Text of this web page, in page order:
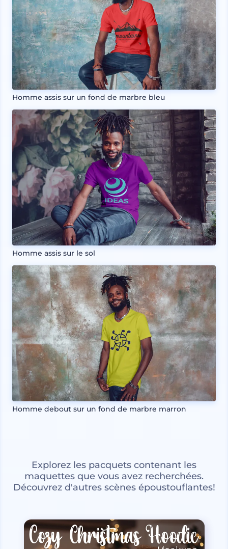
Homme assis sur un fond de marbre bleu
Homme assis sur le sol
Homme debout sur un fond de marbre marron
Explorez les pacquets contenant les
maquettes que vous avez recherchées.
Découvrez d'autres scènes époustouflantes!